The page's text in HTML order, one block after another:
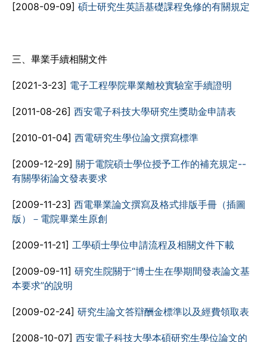
[2008-09-09] 碩士研究生英語基礎課程免修的有關規定
三、畢業手續相關文件
[2021-3-23] 電子工程學院畢業離校實驗室手續證明
[2011-08-26] 西安電子科技大學研究生獎助金申請表
[2010-01-04] 西電研究生學位論文撰寫標準
[2009-12-29] 關于電院碩士學位授予工作的補充規定--
有關學術論文發表要求
[2009-11-23] 西電畢業論文撰寫及格式排版手冊（插圖
版）－電院畢業生原創
[2009-11-21] 工學碩士學位申請流程及相關文件下載
[2009-09-11] 研究生院關于“博士生在學期間發表論文基
本要求”的說明
[2009-02-24] 研究生論文答辯酬金標準以及經費領取表
[2008-10-07] 西安電子科技大學本碩研究生學位論文的